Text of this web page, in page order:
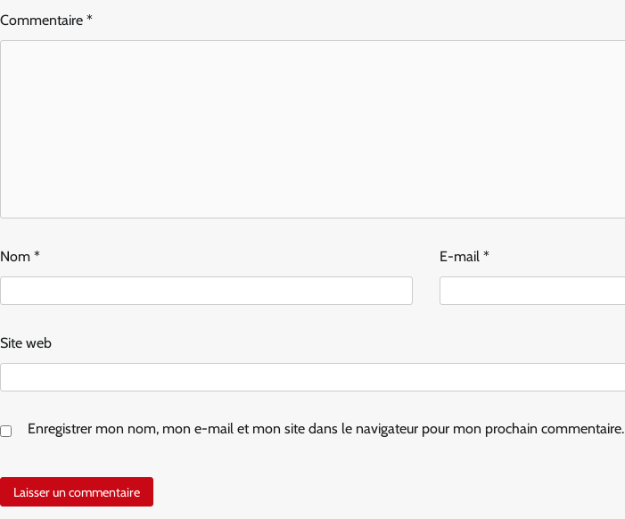
Commentaire *
Nom * E-mail *
Site web
Enregistrer mon nom, mon e-mail et mon site dans le navigateur pour mon prochain commentaire.